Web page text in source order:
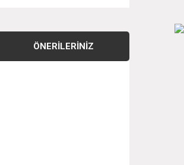
ÖNERILERINIZ